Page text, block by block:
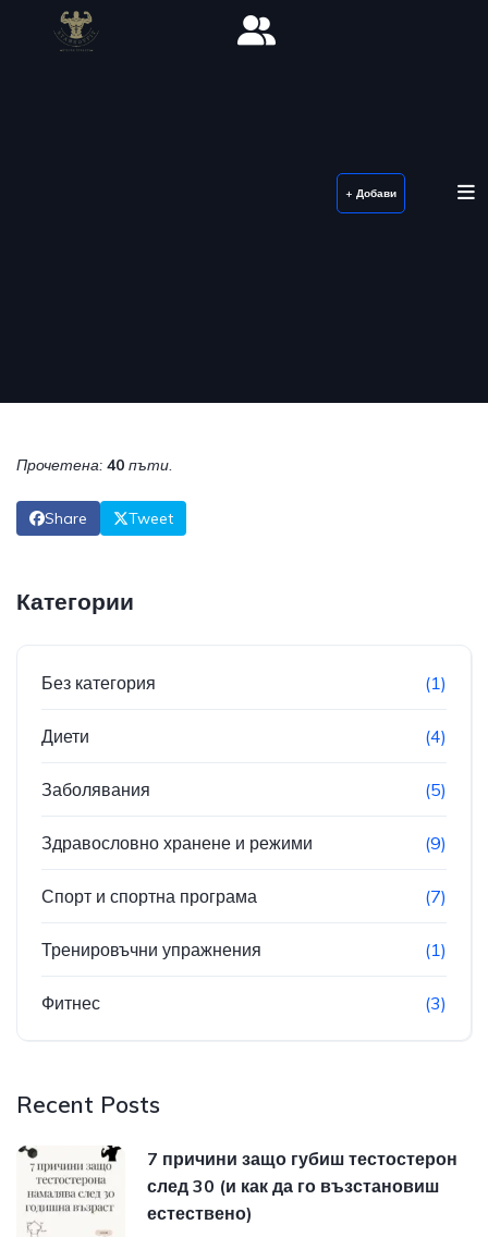
+ Добави
Прочетена: 40 пъти.
Share Tweet
Категории
Без категория (1)
Диети (4)
Заболявания (5)
Здравословно хранене и режими (9)
Спорт и спортна програма (7)
Тренировъчни упражнения (1)
Фитнес (3)
Recent Posts
7 причини защо губиш тестостерон
след 30 (и как да го възстановиш
естествено)